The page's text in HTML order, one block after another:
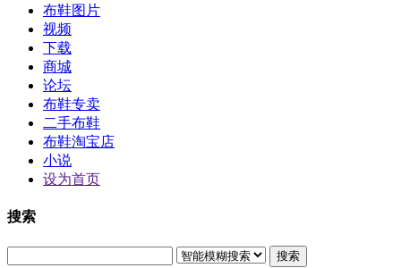
布鞋图片
视频
下载
商城
论坛
布鞋专卖
二手布鞋
布鞋淘宝店
小说
设为首页
搜索
搜索